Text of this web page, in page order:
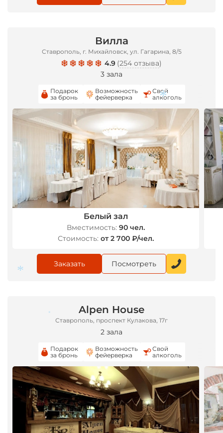
Вилла
Ставрополь, г. Михайловск, ул. Гагарина, 8/5
4.9 (254 отзыва)
3 зала
Подарок
за бронь
Возможность
фейерверка
Свой
алкоголь
Белый зал
Вместимость: 90 чел.
Стоимость: от 2 700 ₽/чел.
Заказать Посмотреть
Alpen House
Ставрополь, проспект Кулакова, 17г
2 зала
Подарок
за бронь
Возможность
фейерверка
Свой
алкоголь
*
*
*